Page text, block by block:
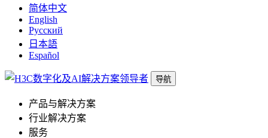
简体中文
English
Русский
日本語
Español
导航
产品与解决方案
行业解决方案
服务